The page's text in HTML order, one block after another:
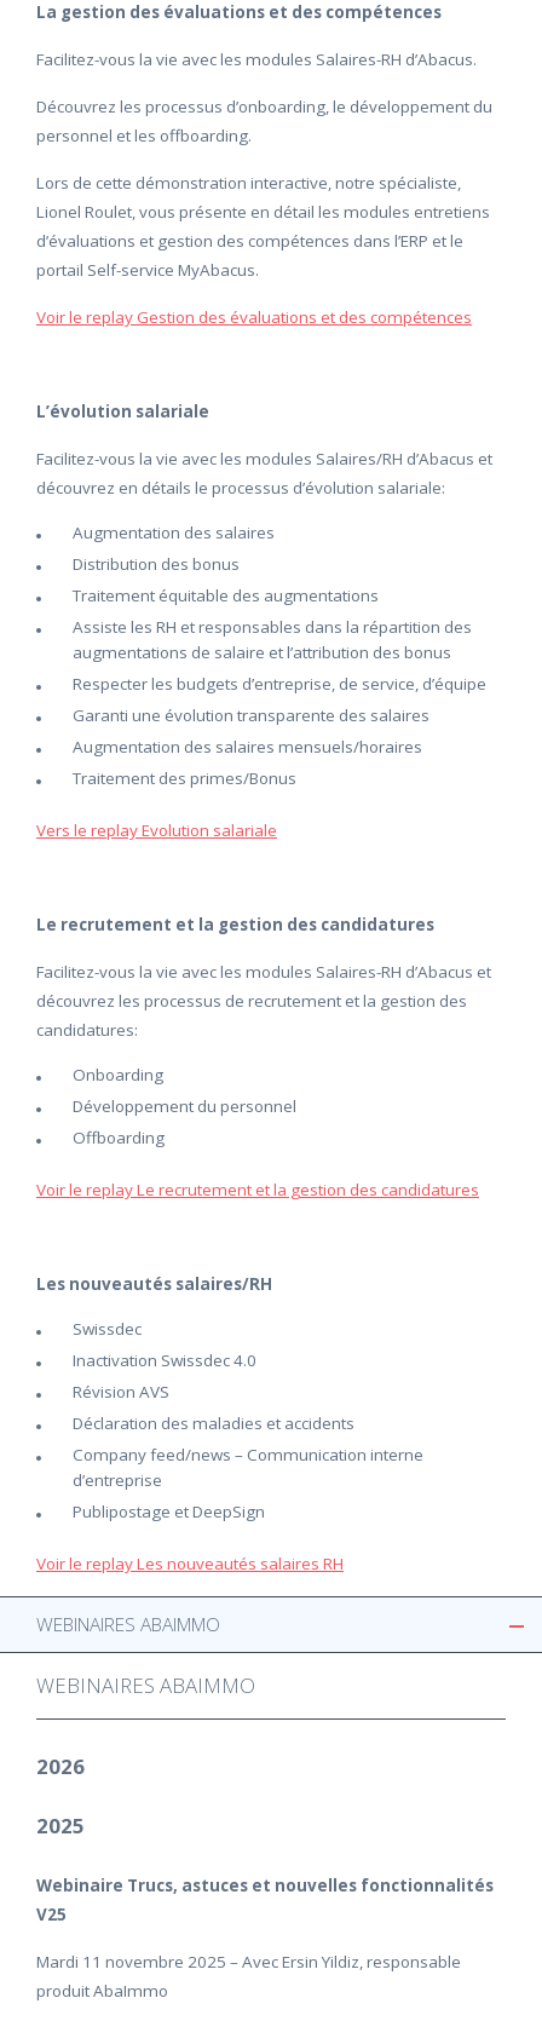
La gestion des évaluations et des compétences
Facilitez-vous la vie avec les modules Salaires-RH d’Abacus.
Découvrez les processus d’onboarding, le développement du
personnel et les offboarding.
Lors de cette démonstration interactive, notre spécialiste,
Lionel Roulet, vous présente en détail les modules entretiens
d’évaluations et gestion des compétences dans l’ERP et le
portail Self-service MyAbacus.
Voir le replay Gestion des évaluations et des compétences
L’évolution salariale
Facilitez-vous la vie avec les modules Salaires/RH d’Abacus et
découvrez en détails le processus d’évolution salariale:
Augmentation des salaires
Distribution des bonus
Traitement équitable des augmentations
Assiste les RH et responsables dans la répartition des
augmentations de salaire et l’attribution des bonus
Respecter les budgets d’entreprise, de service, d’équipe
Garanti une évolution transparente des salaires
Augmentation des salaires mensuels/horaires
Traitement des primes/Bonus
Vers le replay Evolution salariale
Le recrutement et la gestion des candidatures
Facilitez-vous la vie avec les modules Salaires-RH d’Abacus et
découvrez les processus de recrutement et la gestion des
candidatures:
Onboarding
Développement du personnel
Offboarding
Voir le replay Le recrutement et la gestion des candidatures
Les nouveautés salaires/RH
Swissdec
Inactivation Swissdec 4.0
Révision AVS
Déclaration des maladies et accidents
Company feed/news – Communication interne
d’entreprise
Publipostage et DeepSign
Voir le replay Les nouveautés salaires RH
WEBINAIRES ABAIMMO
WEBINAIRES ABAIMMO
2026
2025
Webinaire Trucs, astuces et nouvelles fonctionnalités
V25
Mardi 11 novembre 2025 – Avec Ersin Yildiz, responsable
produit AbaImmo